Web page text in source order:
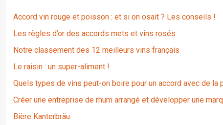
Accord vin rouge et poisson : et si on osait ? Les conseils !
Les règles d’or des accords mets et vins rosés
Notre classement des 12 meilleurs vins français
Le raisin : un super-aliment !
Quels types de vins peut-on boire pour un accord avec de la
Créer une entreprise de rhum arrangé et développer une
Bière Kanterbräu